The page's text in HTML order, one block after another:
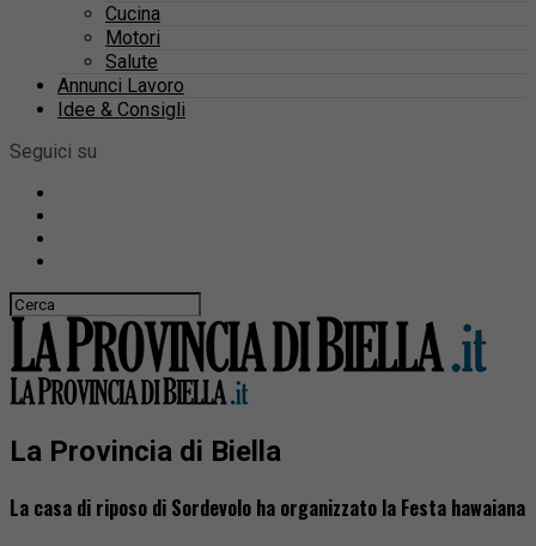
Cucina
Motori
Salute
Annunci Lavoro
Idee & Consigli
Seguici su
La Provincia di Biella
La casa di riposo di Sordevolo ha organizzato la Festa hawaiana